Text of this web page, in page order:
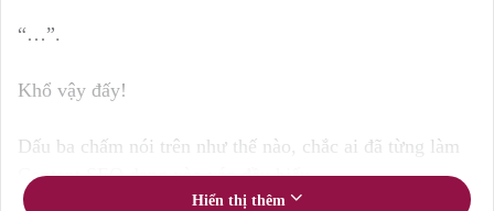
“…”.
Khổ vậy đấy!
Dấu ba chấm nói trên như thế nào, chắc ai đã từng làm
Content SEO dạng xào xáo đều hiểu.
Hiển thị thêm